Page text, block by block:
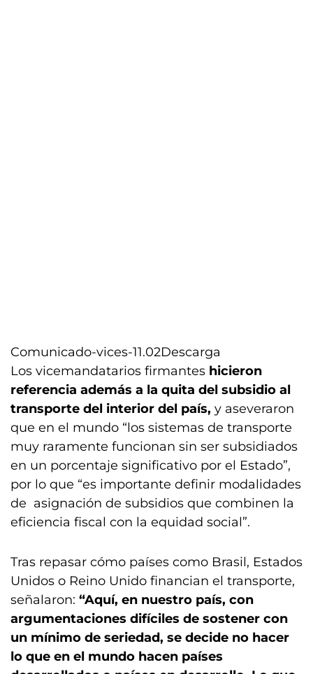
Comunicado-vices-11.02Descarga
Los vicemandatarios firmantes hicieron
referencia además a la quita del subsidio al
transporte del interior del país, y aseveraron
que en el mundo “los sistemas de transporte
muy raramente funcionan sin ser subsidiados
en un porcentaje significativo por el Estado”,
por lo que “es importante definir modalidades
de asignación de subsidios que combinen la
eficiencia fiscal con la equidad social”.
Tras repasar cómo países como Brasil, Estados
Unidos o Reino Unido financian el transporte,
señalaron: “Aquí, en nuestro país, con
argumentaciones difíciles de sostener con
un mínimo de seriedad, se decide no hacer
lo que en el mundo hacen países